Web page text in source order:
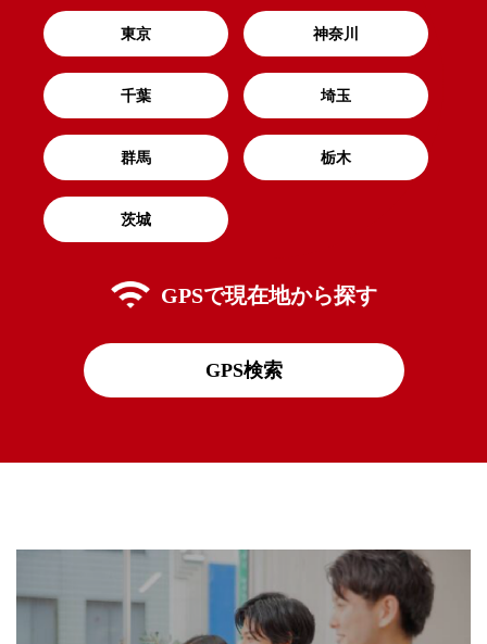
東京 神奈川
千葉 埼玉
群馬 栃木
茨城
GPSで現在地から探す
GPS検索